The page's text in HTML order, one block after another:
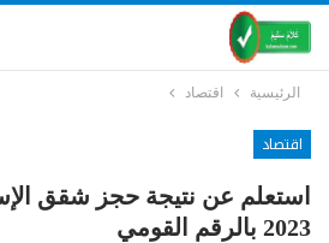
الرئيسية اقتصاد
اقتصاد
استعلم عن نتيجة حجز شقق
2023 بالرقم القومي